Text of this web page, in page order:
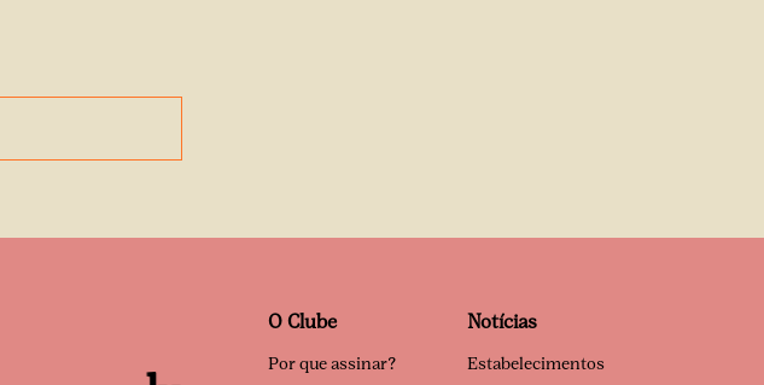
O Clube
Por que assinar?
Notícias
Estabelecimentos